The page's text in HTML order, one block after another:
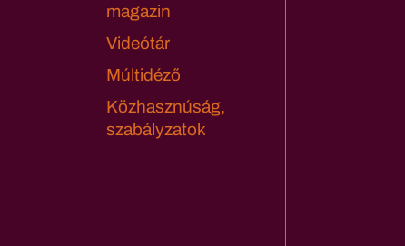
magazin
Videótár
Múltidéző
Közhasznúság,
szabályzatok